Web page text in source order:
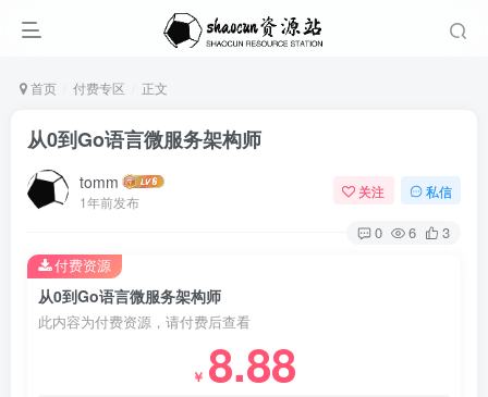
首页 付费专区 正文
从0到Go语言微服务架构师
tomm
1年前发布
关注 私信
0 6 3
从0到Go语言微服务架构师
此内容为付费资源，请付费后查看
￥ 8.88
付费资源